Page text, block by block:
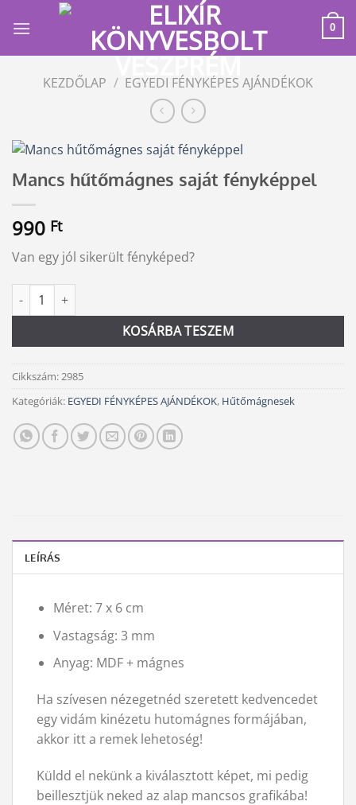
0
KEZDŐLAP / EGYEDI FÉNYKÉPES AJÁNDÉKOK
Mancs hűtőmágnes saját fényképpel
990 Ft
Van egy jól sikerült fényképed?
Mancs hűtőmágnes saját fényképpel mennyiség
KOSÁRBA TESZEM
Alternative:
Cikkszám:2985
Kategóriák: EGYEDI FÉNYKÉPES AJÁNDÉKOK, Hűtőmágnesek
LEÍRÁS
Méret: 7 x 6 cm
Vastagság: 3 mm
Anyag: MDF + mágnes
Ha szívesen nézegetnéd szeretett kedvencedet
egy vidám kinézetu hutomágnes formájában,
akkor itt a remek lehetoség!
Küldd el nekünk a kiválasztott képet, mi pedig
beillesztjük neked az alap mancsos grafikába!